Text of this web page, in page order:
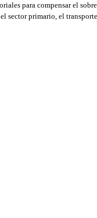
para compensar el
sector primario, el